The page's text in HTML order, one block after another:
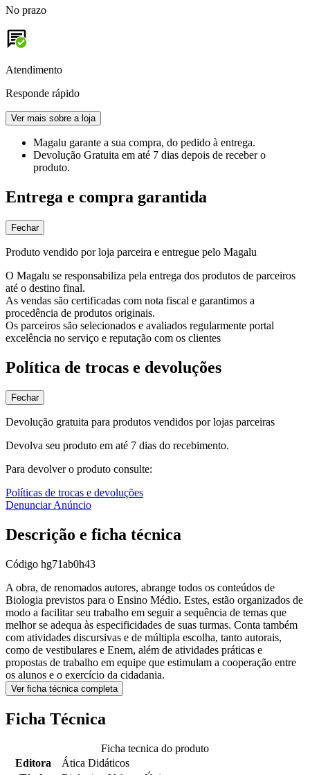
No prazo
Atendimento
Responde rápido
Ver mais sobre a loja
Magalu garante a sua compra, do pedido à entrega.
Devolução Gratuita em até 7 dias depois de receber o
produto.
Entrega e compra garantida
Fechar
Produto vendido por loja parceira e entregue pelo Magalu
O Magalu se responsabiliza pela entrega dos produtos de parceiros
até o destino final.
As vendas são certificadas com nota fiscal e garantimos a
procedência de produtos originais.
Os parceiros são selecionados e avaliados regularmente portal
excelência no serviço e reputação com os clientes
Política de trocas e devoluções
Fechar
Devolução gratuita para produtos vendidos por lojas parceiras
Devolva seu produto em até 7 dias do recebimento.
Para devolver o produto consulte:
Políticas de trocas e devoluções
Denunciar Anúncio
Descrição e ficha técnica
Código hg71ab0h43
A obra, de renomados autores, abrange todos os conteúdos de
Biologia previstos para o Ensino Médio. Estes, estão organizados de
modo a facilitar seu trabalho em seguir a sequência de temas que
melhor se adequa às especificidades de suas turmas. Conta também
com atividades discursivas e de múltipla escolha, tanto autorais,
como de vestibulares e Enem, além de atividades práticas e
propostas de trabalho em equipe que estimulam a cooperação entre
os alunos e o exercício da cidadania.
Ver ficha técnica completa
Ficha Técnica
Ficha tecnica do produto
Editora
Ática Didáticos